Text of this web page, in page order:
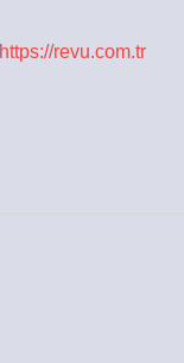
https://revu.com.tr